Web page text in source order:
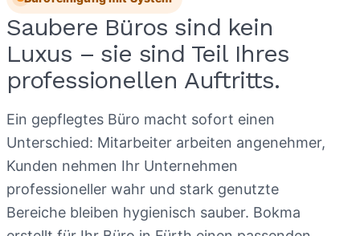
Saubere Büros sind kein
Luxus – sie sind Teil Ihres
professionellen Auftritts.
Ein gepflegtes Büro macht sofort einen
Unterschied: Mitarbeiter arbeiten angenehmer,
Kunden nehmen Ihr Unternehmen
professioneller wahr und stark genutzte
Bereiche bleiben hygienisch sauber. Bokma